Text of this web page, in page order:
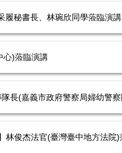
履秘書長、林琬欣同學蒞臨演講
心)蒞臨演講
長(嘉義市政府警察局婦幼警
林俊杰法官(臺灣臺中地方法院)